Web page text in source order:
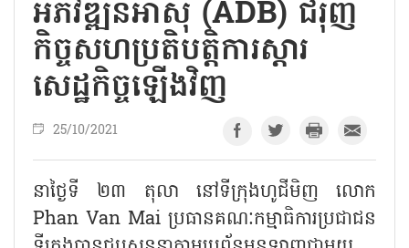
អភិវឌ្ឍន៍អាស៊ី (ADB) ជំរុញ
កិច្ចសហប្រតិបត្តិការស្តារ
សេដ្ឋកិច្ចឡើងវិញ
25/10/2021
នាថ្ងៃទី ២៣ តុលា នៅទីក្រុងហូជីមិញ លោក
Phan Van Mai ប្រធានគណៈកម្មាធិការប្រជាជន